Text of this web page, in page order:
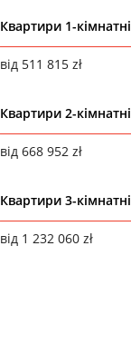
Квартири 1-кімнатні
від 511 815 zł
Квартири 2-кімнатні
від 668 952 zł
Квартири 3-кімнатні
від 1 232 060 zł